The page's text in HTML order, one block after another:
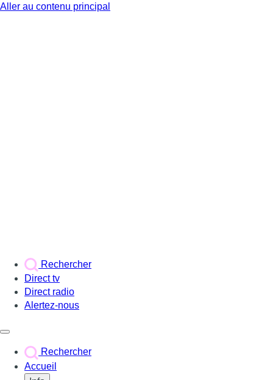
Aller au contenu principal
Rechercher
Direct tv
Direct radio
Alertez-nous
Rechercher
Accueil